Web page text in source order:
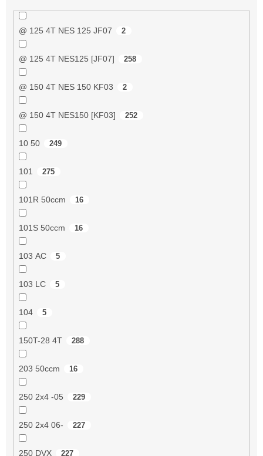
@ 125 4T NES 125 JF07 2
@ 125 4T NES125 [JF07] 258
@ 150 4T NES 150 KF03 2
@ 150 4T NES150 [KF03] 252
10 50 249
101 275
101R 50ccm 16
101S 50ccm 16
103 AC 5
103 LC 5
104 5
150T-28 4T 288
203 50ccm 16
250 2x4 -05 229
250 2x4 06- 227
250 DVX 227